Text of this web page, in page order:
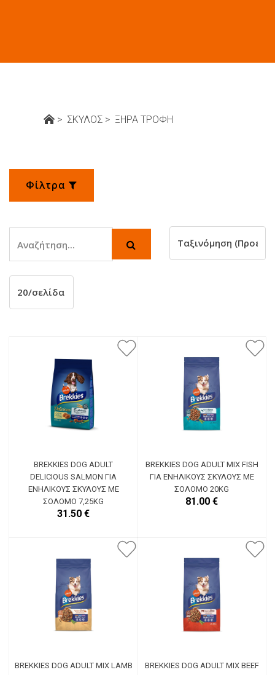
> ΣΚΥΛΟΣ> ΞΗΡΑ ΤΡΟΦΗ
Φίλτρα
Αναζήτηση
BREKKIES DOG ADULT
DELICIOUS SALMON ΓΙΑ
ΕΝΉΛΙΚΟΥΣ ΣΚΎΛΟΥΣ ΜΕ
ΣΟΛΟΜΌ 7,25KG
31.50 €
BREKKIES DOG ADULT MIX FISH
ΓΙΑ ΕΝΉΛΙΚΟΥΣ ΣΚΎΛΟΥΣ ΜΕ
ΣΟΛΟΜΌ 20KG
81.00 €
BREKKIES DOG ADULT MIX LAMB
BREKKIES DOG ADULT MIX BEEF